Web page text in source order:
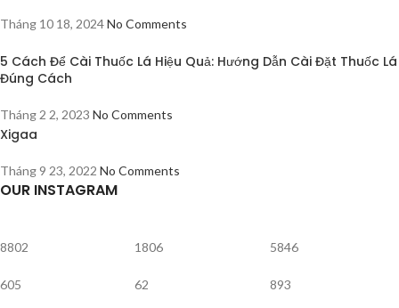
Tháng 10 18, 2024No Comments
5 Cách Để Cài Thuốc Lá Hiệu Quả: Hướng Dẫn Cài Đặt Thuốc Lá
Đúng Cách
Tháng 2 2, 2023 No Comments
Xigaa
Tháng 9 23, 2022 No Comments
OUR INSTAGRAM
8802
605
1806
62
5846
893